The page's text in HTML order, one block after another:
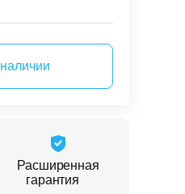
Расширенная
гарантия